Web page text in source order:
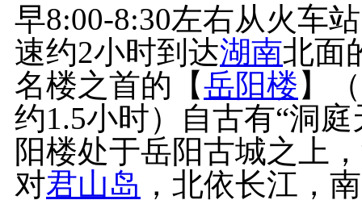
早8:00-8:30左右从火车
速约2小时到达湖南北面
名楼之首的【岳阳楼 】
约1.5小时）自古有“洞
阳楼处于岳阳古城之上
对君山岛 ，北依长江，